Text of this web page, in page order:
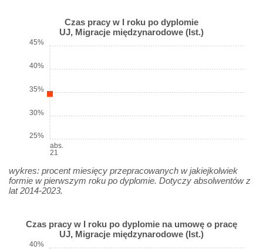
Czas pracy w I roku po dyplomie
UJ, Migracje międzynarodowe (Ist.)
abs.
21
25%
30%
35%
40%
45%
wykres: procent miesięcy przepracowanych w jakiejkolwiek
formie w pierwszym roku po dyplomie. Dotyczy absolwentów z
lat 2014-2023.
Czas pracy w I roku po dyplomie na umowę o pracę
UJ, Migracje międzynarodowe (Ist.)
40%